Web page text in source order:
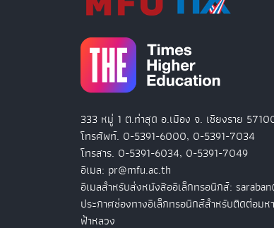
333 หมู่ 1 ต.ท่าสุด อ.เมือง จ. เชียงราย
โทรศัพท์. 0-5391-6000, 0-5391-7034
โทรสาร. 0-5391-6034, 0-5391-7049
อีเมล: pr@mfu.ac.th
อีเมลสำหรับส่งหนังสืออิเล็กทรอนิกส์:
ประกาศช่องทางอิเล็กทรอนิกส์สำหรับติดต่อมห
ฟ้าหลวง